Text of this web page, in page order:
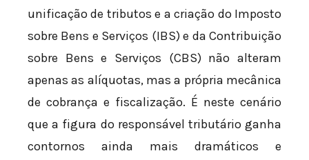
unificação de tributos e a criação do Imposto
sobre Bens e Serviços (IBS) e da Contribuição
sobre Bens e Serviços (CBS) não alteram
apenas as alíquotas, mas a própria mecânica
de cobrança e fiscalização. É neste cenário
que a figura do responsável tributário ganha
contornos ainda mais dramáticos e